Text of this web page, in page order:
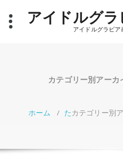
アイドルグ
アイドルグラビア
カテゴリー別アーカ
ホーム / た カテゴリー別